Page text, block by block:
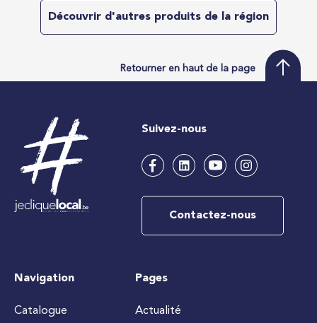
Découvrir d'autres produits de la région
Retourner en haut de la page
Suivez-nous
Contactez-nous
Navigation
Catalogue
Pages
Actualité